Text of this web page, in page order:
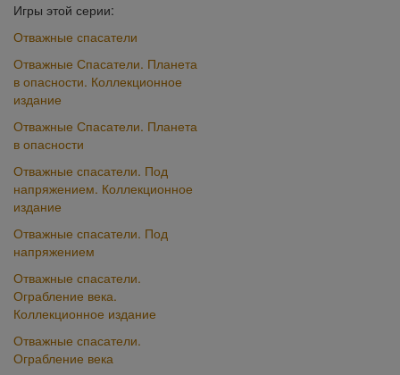
Игры этой серии:
Отважные спасатели
Отважные Спасатели. Планета
в опасности. Коллекционное
издание
Отважные Спасатели. Планета
в опасности
Отважные спасатели. Под
напряжением. Коллекционное
издание
Отважные спасатели. Под
напряжением
Отважные спасатели.
Ограбление века.
Коллекционное издание
Отважные спасатели.
Ограбление века